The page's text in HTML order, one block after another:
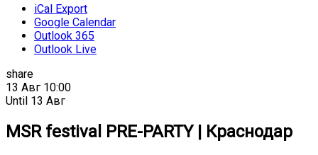
iCal Export
Google Calendar
Outlook 365
Outlook Live
share
13 Авг 10:00
Until 13 Авг
MSR festival PRE-PARTY | Краснодар